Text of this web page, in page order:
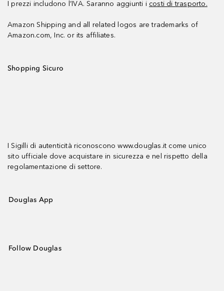
I prezzi includono l’IVA. Saranno aggiunti i costi di trasporto.
Amazon Shipping and all related logos are trademarks of
Amazon.com, Inc. or its affiliates.
Shopping Sicuro
I Sigilli di autenticità riconoscono www.douglas.it come unico
sito ufficiale dove acquistare in sicurezza e nel rispetto della
regolamentazione di settore.
Douglas App
Follow Douglas